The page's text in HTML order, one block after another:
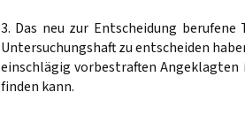
3. Das neu zur Entscheidung
Untersuchungshaft zu entscheiden
einschlägig vorbestraften Angeklagten
finden kann.